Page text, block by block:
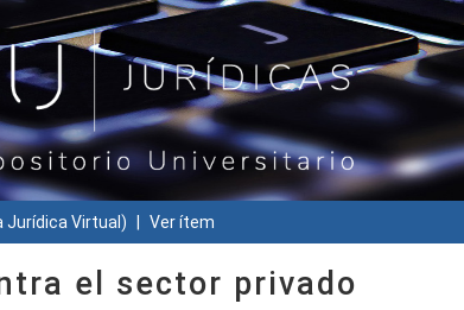
Jurídica Virtual) Ver ítem
el sector privado